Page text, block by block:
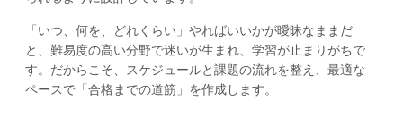
「いつ、何を、どれくらい」やればいいかが曖昧なままだ
と、難易度の高い分野で迷いが生まれ、学習が止まりがちで
す。だからこそ、スケジュールと課題の流れを整え、最適な
ペースで「合格までの道筋」を作成します。